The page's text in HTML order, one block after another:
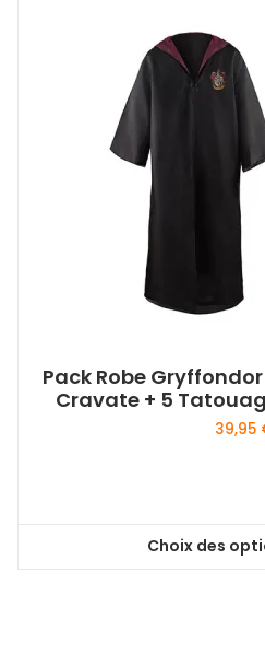
Pack Robe Gryffondor
Cravate + 5
39,95
Choix des